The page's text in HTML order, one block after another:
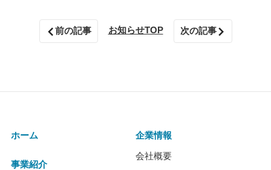
前の記事 お知らせTOP 次の記事
ホーム
事業紹介
企業情報
会社概要